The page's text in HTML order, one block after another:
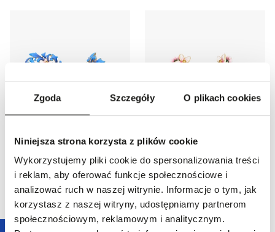
Zgoda Szczegóły O plikach cookies
Niniejsza strona korzysta z plików cookie
Wykorzystujemy pliki cookie do spersonalizowania treści
i reklam, aby oferować funkcje społecznościowe i
analizować ruch w naszej witrynie. Informacje o tym, jak
korzystasz z naszej witryny, udostępniamy partnerom
społecznościowym, reklamowym i analitycznym.
Kolczyki srebrne Kwiaty Nocy
549,00 zł
Najniższa cena z 30 dni przed
obniżką: 849,00 zł -35,3%
Cena regularna
35,3 %
Kolczyki srebrne Kwiaty Nocy
599,00 zł
Najniższa cena z 30 dni przed
obniżką: 799,00 zł -25,0%
Cena regularna